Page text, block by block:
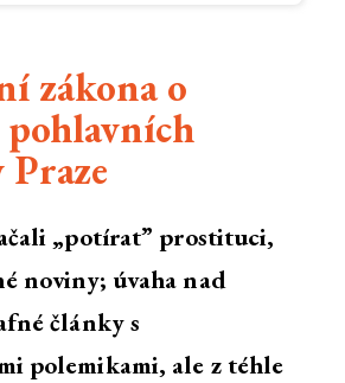
zákona o
„potírat” prostituci,
noviny; úvaha nad
články s
polemikami, ale z téhle